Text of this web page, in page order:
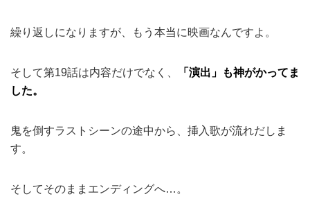
繰り返しになりますが、もう本当に映画なんですよ。
そして第19話は内容だけでなく、
「演出」も神がかってま
した。
鬼を倒すラストシーンの途中から、挿入歌が流れだしま
す。
そしてそのままエンディングへ…。